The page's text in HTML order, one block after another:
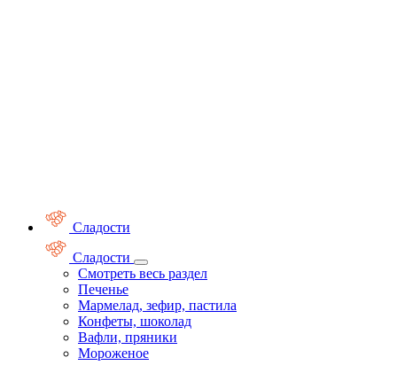
Сладости
Сладости
Смотреть весь раздел
Печенье
Мармелад, зефир, пастила
Конфеты, шоколад
Вафли, пряники
Мороженое